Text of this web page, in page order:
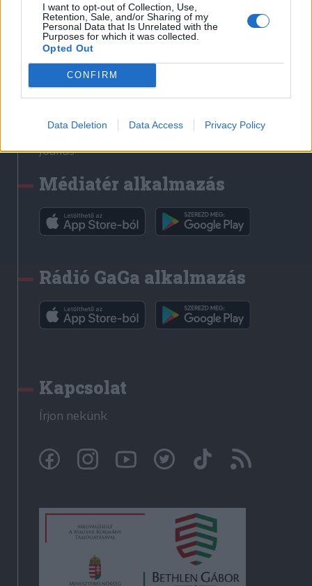
I want to opt-out of Collection, Use,
Retention, Sale, and/or Sharing of my
Personal Data that Is Unrelated with the
Purposes for which it was collected.
Opted Out
CONFIRM
Data Deletion Data Access Privacy Policy
Liget
Krónika
Bihari Napló
Erdélyi Napló
Főtér
Rádió GaGa
Jóállás
Médiatér alkalmazás
Rádió GaGa alkalmazás
Kapcsolat
Írjon nekünk